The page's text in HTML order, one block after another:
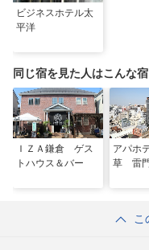
ビジネスホテル太
平洋
同じ宿を見た人はこんな
ＩＺＡ鎌倉 ゲス
トハウス＆バー
アパホ
草 雷門
こ